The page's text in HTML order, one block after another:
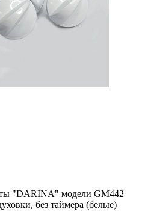
"DARINA" модели GM442
без таймера (белые)